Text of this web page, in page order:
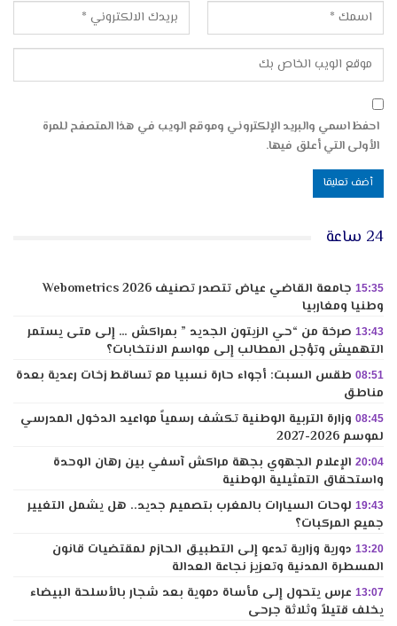
احفظ اسمي والبريد الإلكتروني وموقع الويب في هذا المتصفح للمرة
الأولى التي أعلق فيها.
24 ساعة
15:35
جامعة القاضي عياض تتصدر تصنيف Webometrics 2026
وطنيا ومغاربيا
13:43 صرخة من “حي الزيتون الجديد ” بمراكش … إلى متى يستمر
التهميش وتؤجل المطالب إلى مواسم الانتخابات؟
08:51 طقس السبت: أجواء حارة نسبيا مع تساقط زخات رعدية بعدة
مناطق
08:45 وزارة التربية الوطنية تكشف رسمياً مواعيد الدخول المدرسي
لموسم 2026-2027
20:04 الإعلام الجهوي بجهة مراكش آسفي بين رهان الوحدة
واستحقاق التمثيلية الوطنية
19:43 لوحات السيارات بالمغرب بتصميم جديد.. هل يشمل التغيير
جميع المركبات؟
13:20 دورية وزارية تدعو إلى التطبيق الحازم لمقتضيات قانون
المسطرة المدنية وتعزيز نجاعة العدالة
13:07 عرس يتحول إلى مأساة دموية بعد شجار بالأسلحة البيضاء
يخلف قتيلاً وثلاثة جرحى